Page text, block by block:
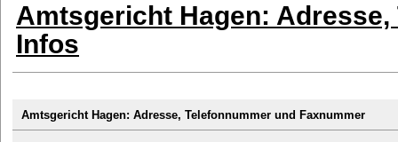
Amtsgericht Hagen:
Infos
Amtsgericht Hagen: Adresse, Telefonnummer und Faxnummer